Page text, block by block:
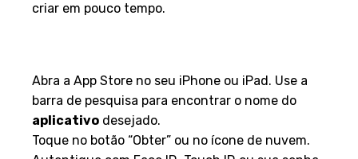
criar em pouco tempo.
Abra a App Store no seu iPhone ou iPad. Use a
barra de pesquisa para encontrar o nome do
aplicativo desejado.
Toque no botão “Obter” ou no ícone de nuvem.